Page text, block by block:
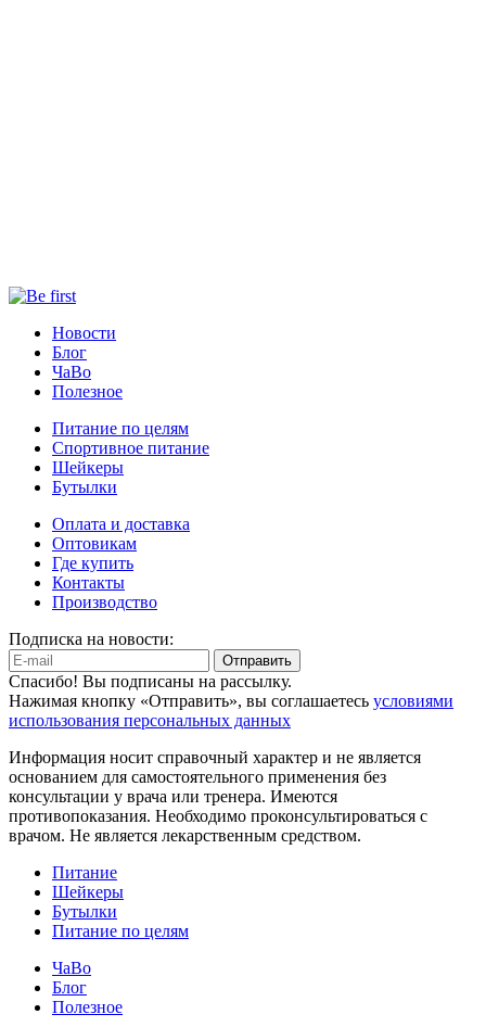
Новости
Блог
ЧаВо
Полезное
Питание по целям
Спортивное питание
Шейкеры
Бутылки
Оплата и доставка
Оптовикам
Где купить
Контакты
Производство
Подписка на новости:
Отправить
Спасибо! Вы подписаны на рассылку.
Нажимая кнопку «Отправить», вы соглашаетесь условиями
использования персональных данных
Информация носит справочный характер и не является
основанием для самостоятельного применения без
консультации у врача или тренера. Имеются
противопоказания. Необходимо проконсультироваться с
врачом. Не является лекарственным средством.
Питание
Шейкеры
Бутылки
Питание по целям
ЧаВо
Блог
Полезное